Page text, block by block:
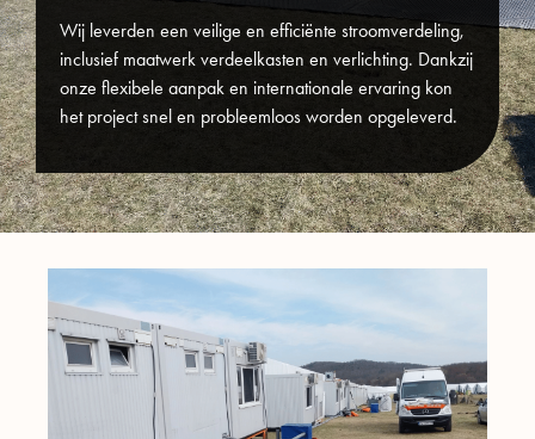
Wij leverden een veilige en efficiënte stroomverdeling,
inclusief maatwerk verdeelkasten en verlichting. Dankzij
onze flexibele aanpak en internationale ervaring kon
het project snel en probleemloos worden opgeleverd.